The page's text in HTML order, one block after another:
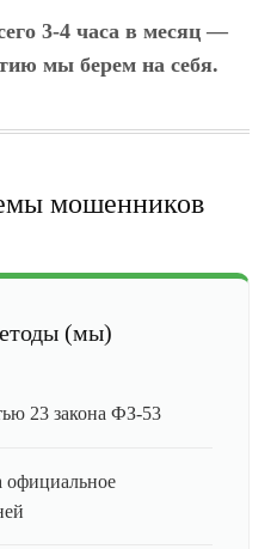
3-4 часа в месяц —
мы берем на себя.
мошенников
(мы)
23 закона ФЗ-53
официальное